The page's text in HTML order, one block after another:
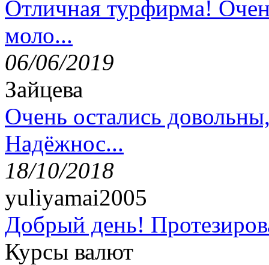
Отличная турфирма!
моло...
06/06/2019
Зайцева
Очень остались
Надёжнос...
18/10/2018
yuliyamai2005
Добрый день!
Курсы валют